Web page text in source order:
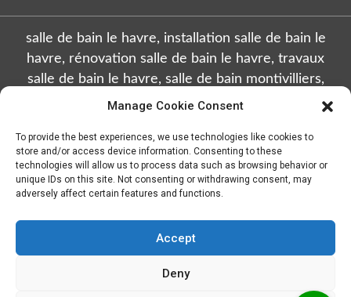
Manage Cookie Consent
To provide the best experiences, we use technologies like cookies to
store and/or access device information. Consenting to these
technologies will allow us to process data such as browsing behavior or
unique IDs on this site. Not consenting or withdrawing consent, may
adversely affect certain features and functions.
Accept
Deny
salle de bain le havre, installation salle de bain le
havre, rénovation salle de bain le havre, travaux
salle de bain le havre, salle de bain montivilliers,
installation salle de bain montivilliers, rénovation
montivilliers, salle de bain octeville, installation salle
de bain octeville, rénovation salle de bain octeville,
travaux salle de bain octeville, salle de bain sainte
adresse, installation salle de bain sainte adresse,
rénovation salle de bain sainte adresse, travaux salle
de bain sainte adresse, salle de bain gonfreville
rénovation salle de bain gonfreville l'orcher, travaux